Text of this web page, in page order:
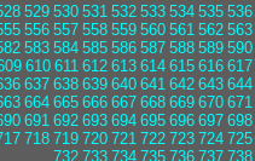
529 530 531 532 533 534 535 536
556 557 558 559 560 561 562 563
583 584 585 586 587 588 589 590
610 611 612 613 614 615 616 617
637 638 639 640 641 642 643 644
664 665 666 667 668 669 670 671
691 692 693 694 695 696 697 698
718 719 720 721 722 723 724 725
732 733 734 735 736 737 738